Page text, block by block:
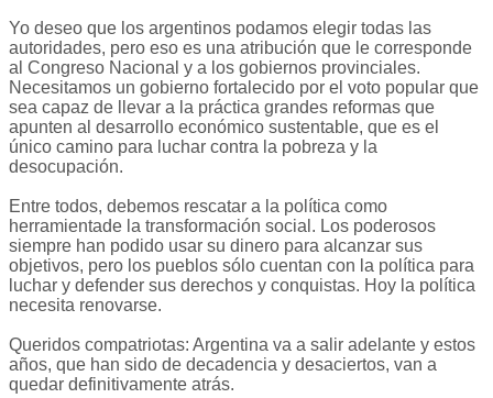
Yo deseo que los argentinos podamos elegir todas las
autoridades, pero eso es una atribución que le corresponde
al Congreso Nacional y a los gobiernos provinciales.
Necesitamos un gobierno fortalecido por el voto popular que
sea capaz de llevar a la práctica grandes reformas que
apunten al desarrollo económico sustentable, que es el
único camino para luchar contra la pobreza y la
desocupación.
Entre todos, debemos rescatar a la política como
herramientade la transformación social. Los poderosos
siempre han podido usar su dinero para alcanzar sus
objetivos, pero los pueblos sólo cuentan con la política para
luchar y defender sus derechos y conquistas. Hoy la política
necesita renovarse.
Queridos compatriotas: Argentina va a salir adelante y estos
años, que han sido de decadencia y desaciertos, van a
quedar definitivamente atrás.